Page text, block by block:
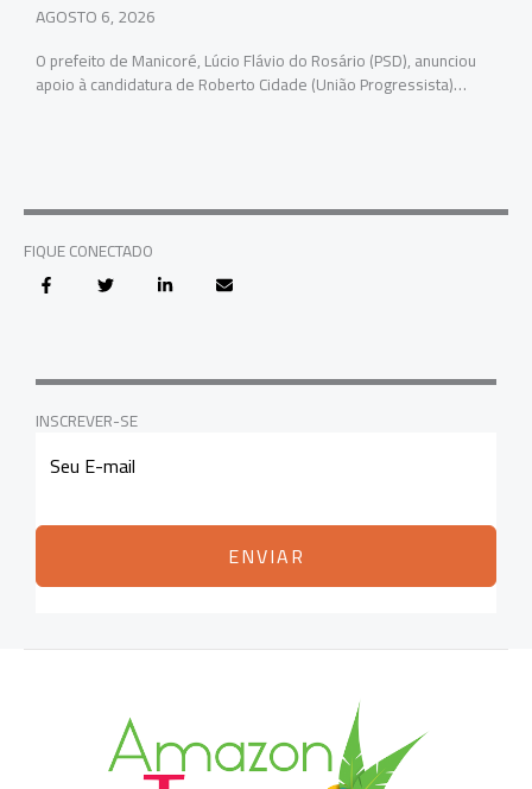
AGOSTO 6, 2026
O prefeito de Manicoré, Lúcio Flávio do Rosário (PSD), anunciou
apoio à candidatura de Roberto Cidade (União Progressista)…
FIQUE CONECTADO
INSCREVER-SE
ENVIAR